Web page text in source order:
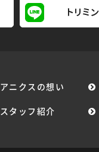
アニクスの想い
スタッフ紹介